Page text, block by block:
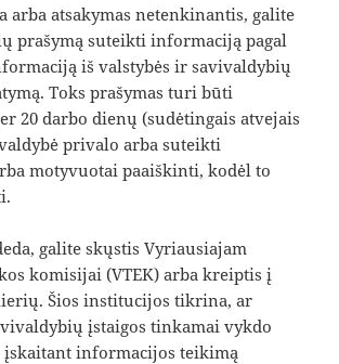
arba atsakymas netenkinantis, galite
prašymą suteikti informaciją pagal
iš valstybės ir savivaldybių
Toks prašymas turi būti
20 darbo dienų (sudėtingais atvejais
privalo arba suteikti
motyvuotai paaiškinti, kodėl to
galite skųstis Vyriausiajam
komisijai (VTEK) arba kreiptis į
Šios institucijos tikrina, ar
įstaigos tinkamai vykdo
įskaitant informacijos teikimą